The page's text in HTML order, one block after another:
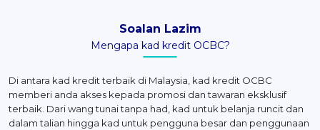
Soalan Lazim
Mengapa kad kredit OCBC?
Di antara kad kredit terbaik di Malaysia, kad kredit OCBC
memberi anda akses kepada promosi dan tawaran eksklusif
terbaik. Dari wang tunai tanpa had, kad untuk belanja runcit dan
dalam talian hingga kad untuk pengguna besar dan penggunaan